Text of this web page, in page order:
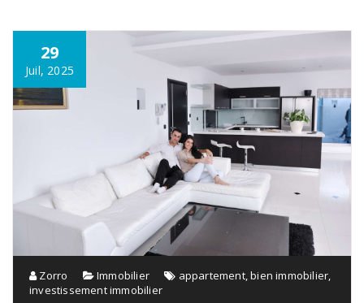
29
Juil, 2025
Zorro Immobilier appartement,bien immobilier,
investissement immobilier